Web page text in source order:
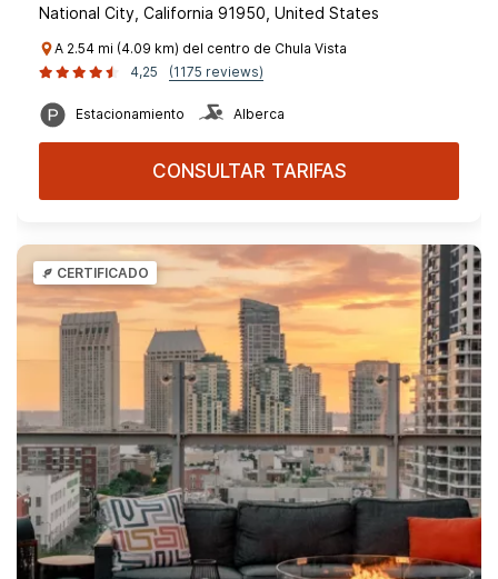
National City, California 91950, United States
A 2.54 mi (4.09 km) del centro de Chula Vista
4,25
(1175 reviews)
Estacionamiento Alberca
CONSULTAR TARIFAS
CERTIFICADO